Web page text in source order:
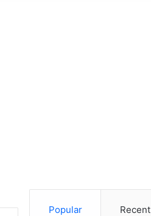
Popular Recent